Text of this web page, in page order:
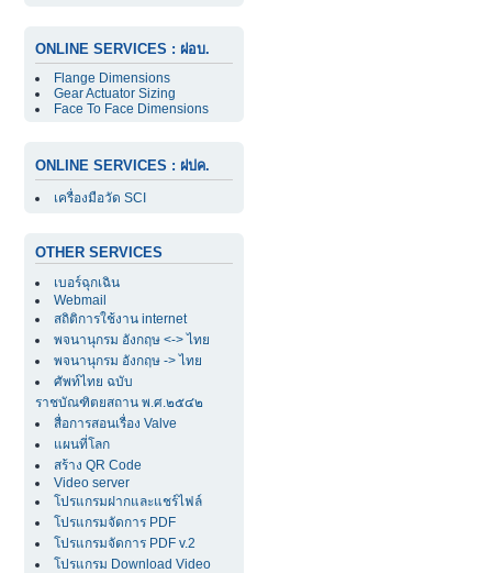
ONLINE SERVICES : ฝอบ.
Flange Dimensions
Gear Actuator Sizing
Face To Face Dimensions
ONLINE SERVICES : ฝปค.
เครื่องมือวัด SCI
OTHER SERVICES
เบอร์ฉุกเฉิน
Webmail
สถิติการใช้งาน internet
พจนานุกรม อังกฤษ <-> ไทย
พจนานุกรม อังกฤษ -> ไทย
ศัพท์ไทย ฉบับ
ราชบัณฑิตยสถาน พ.ศ.๒๕๔๒
สื่อการสอนเรื่อง Valve
แผนที่โลก
สร้าง QR Code
Video server
โปรแกรมฝากและแชร์ไฟล์
โปรแกรมจัดการ PDF
โปรแกรมจัดการ PDF v.2
โปรแกรม Download Video